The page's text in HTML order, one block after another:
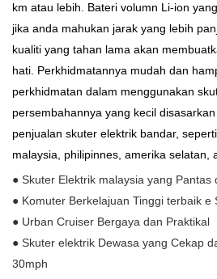
km atau lebih. Bateri volumn Li-ion
jika anda mahukan jarak yang lebih
kualiti yang tahan lama akan
hati. Perkhidmatannya mudah dan
perkhidmatan dalam menggunakan
persembahannya yang kecil
penjualan skuter elektrik bandar,
malaysia, philipinnes, amerika selatan,
● Skuter Elektrik malaysia yang Pantas
● Komuter Berkelajuan Tinggi terbaik e
● Urban Cruiser Bergaya dan Praktikal
● Skuter elektrik Dewasa yang Cekap
30mph